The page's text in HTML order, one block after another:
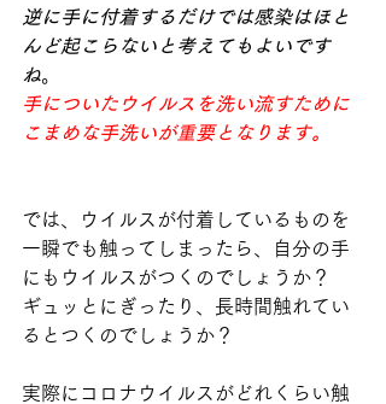
逆に手に付着するだけでは感染はほと
んど起こらないと考えてもよいです
ね。
手についたウイルスを洗い流すために
こまめな手洗いが重要となります。
では、ウイルスが付着しているものを
一瞬でも触ってしまったら、自分の手
にもウイルスがつくのでしょうか？
ギュッとにぎったり、長時間触れてい
るとつくのでしょうか？
実際にコロナウイルスがどれくらい触